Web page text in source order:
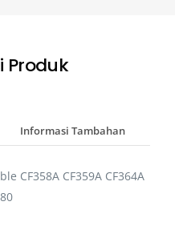
Produk
Informasi Tambahan
CF358A CF359A CF364A